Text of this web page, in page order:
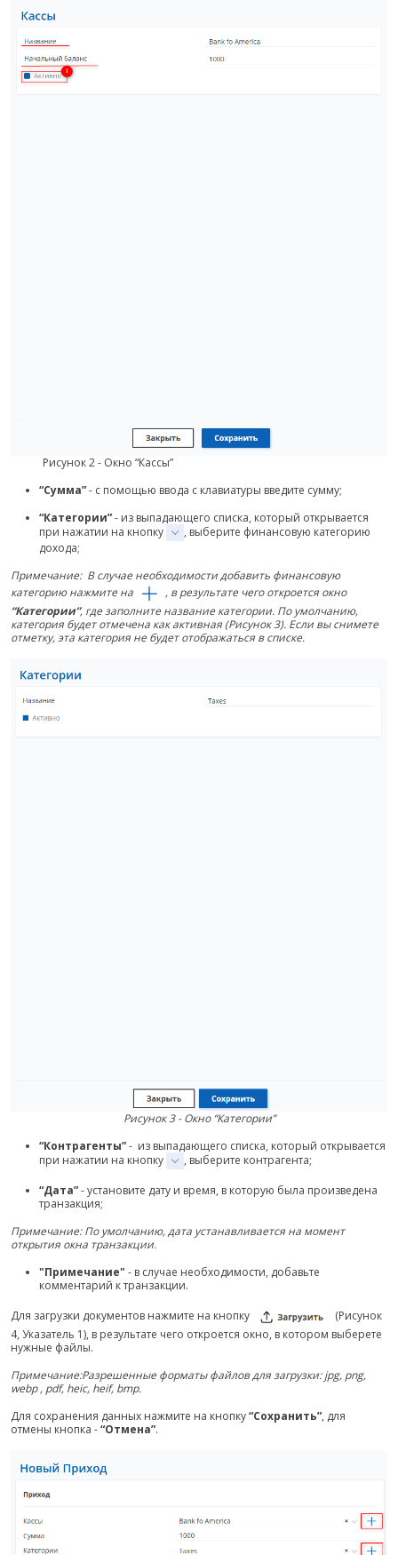
Рисунок 2 - Окно “Кассы”
“Сумма”- с помощью ввода с клавиатуры введите сумму;
“Категории”- из выпадающего списка, который открывается
при нажатии на кнопку
, выберите финансовую категорию
дохода;
Примечание: В случае необходимости добавить финансовую
категорию нажмите на
, в результате чего откроется окно
“Категории”, где заполните название категории. По умолчанию,
категория будет отмечена как активная (Рисунок 3). Если вы снимете
отметку, эта категория не будет отображаться в списке.
Рисунок 3 - Окно “Категории”
“Контрагенты”- из выпадающего списка, который открывается
при нажатии на кнопку
, выберите контрагента;
“Дата”- установите дату и время, в которую была произведена
транзакция;
Примечание: По умолчанию, дата устанавливается на момент
открытия окна транзакции.
"Примечание" - в случае необходимости, добавьте
комментарий к транзакции.
Для загрузки документов нажмите на кнопку
(Рисунок
4, Указатель 1), в результате чего откроется окно, в котором выберете
нужные файлы.
Примечание:Разрешенные форматы файлов для загрузки: jpg, png,
webp , pdf, heic, heif, bmp.
Для сохранения данных нажмите на кнопку“Сохранить”, для
отмены кнопка -“Отмена”.